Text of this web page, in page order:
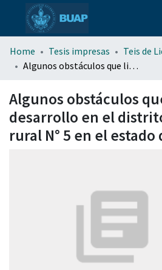
menu.section.about_menu
Home Tesis impresas
Teis de
Algunos obstáculos que limitan el desarrollo en el distrito de desarrollo rural N° 5 en el estado de Puebla.
Algunos obstáculos
desarrollo en el
rural N° 5 en el estado